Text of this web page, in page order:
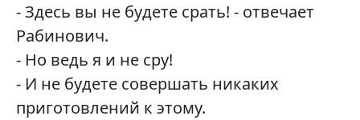
- Здесь вы не будете срать! - отвечает
Рабинович.
- Но ведь я и не сру!
- И не будете совершать никаких
приготовлений к этому.